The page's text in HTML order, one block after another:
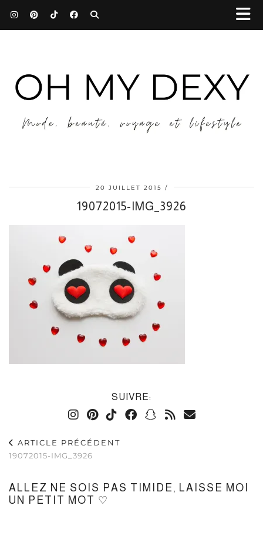
20 JUILLET 2015
19072015-IMG_3926
SUIVRE:
ARTICLE PRÉCÉDENT
19072015-IMG_3926
ALLEZ NE SOIS PAS TIMIDE, LAISSE MOI
UN PETIT MOT ♡